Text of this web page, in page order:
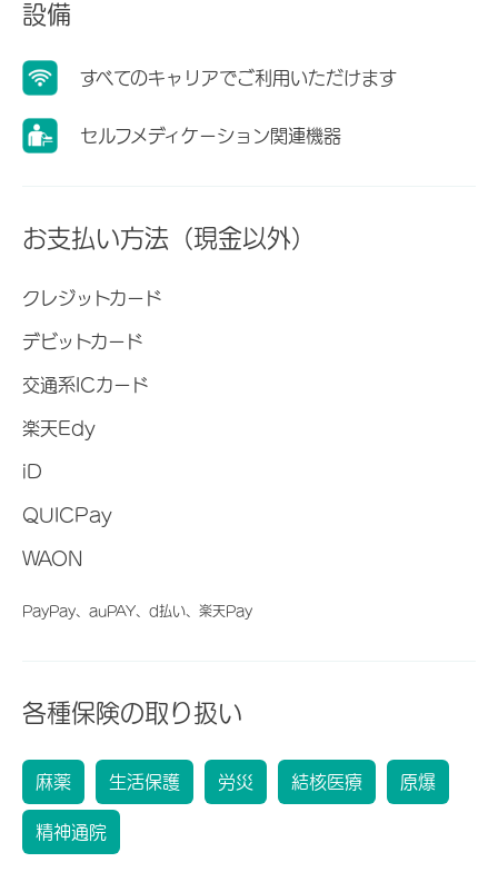
設備
すべてのキャリアでご利用いただけます
セルフメディケーション関連機器
お支払い方法（現金以外）
クレジットカード
デビットカード
交通系ICカード
楽天Edy
iD
QUICPay
WAON
PayPay、auPAY、d払い、楽天Pay
各種保険の取り扱い
麻薬 生活保護 労災 結核医療 原爆
精神通院